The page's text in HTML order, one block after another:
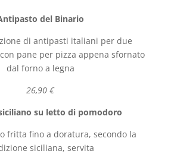
del Binario
di antipasti italiani per due
pane per pizza appena sfornato
dal forno a legna
26,90 €
su letto di pomodoro
fritta fino a doratura, secondo la
siciliana, servita